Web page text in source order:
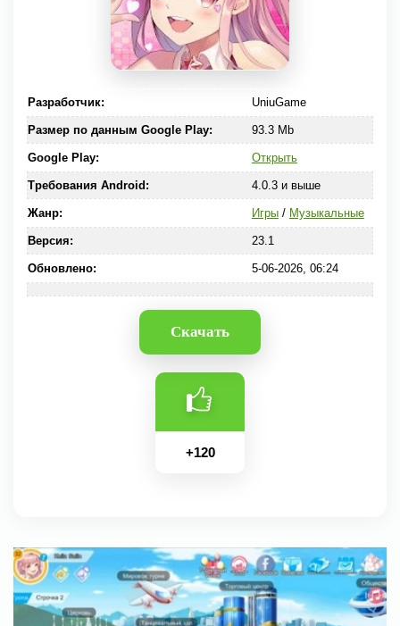
Разработчик: UniuGame
Размер по данным Google Play: 93.3 Mb
Google Play: Открыть
Требования Android: 4.0.3 и выше
Жанр: Игры/ Музыкальные
Версия: 23.1
Обновлено: 5-06-2026, 06:24
Скачать
+120